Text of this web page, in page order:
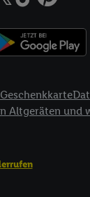
Altgeräten und
oder
Betrug und
anhand
der
Verbesserung